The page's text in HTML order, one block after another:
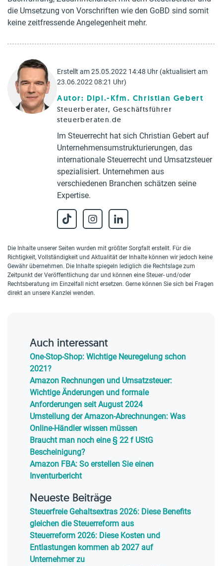
die Umsetzung von Vorschriften wie den GoBD sind somit
keine zeitfressende Angelegenheit mehr.
Erstellt am 25.05.2022 14:48 Uhr (aktualisiert am
23.06.2022 08:21 Uhr)
Autor: Dipl.-Kfm. Christian Gebert
Steuerberater, Geschäftsführer
steuerberaten.de
Im Steuerrecht hat sich Christian Gebert auf
Unternehmensumstrukturierungen, das
internationale Steuerrecht und Umsatzsteuer
spezialisiert. Unternehmen aus
verschiedenen Branchen schätzen seine
Expertise.
Die Inhalte unserer Seiten wurden mit größter Sorgfalt erstellt. Für die
Richtigkeit, Vollständigkeit und Aktualität der Inhalte können wir jedoch keine
Gewähr übernehmen. Die Inhalte spiegeln lediglich die Rechtslage zum
Zeitpunkt der Veröffentlichung dar und können eine Steuer- und/oder
Rechtsberatung im Einzelfall nicht ersetzen. Gerne können Sie sich bei Fragen
direkt an unsere Kanzlei wenden.
Auch interessant
One-Stop-Shop: Wichtige Neuregelung schon
2021?
Amazon Rechnungen und Umsatzsteuer:
Wichtige Änderungen und formale
Anforderungen seit August 2024
Umstellung der Amazon-Abrechnungen: Was
Online-Händler wissen müssen
Braucht man noch eine § 22 f UStG
Bescheinigung?
Amazon FBA: So erstellen Sie einen
Inventurbericht
Neueste Beiträge
Steuerfreie Gehaltsextras 2026: Diese Benefits
gleichen die Steuerreform aus
Steuerreform 2026: Diese Kosten und
Entlastungen kommen ab 2027 auf
Unternehmer zu